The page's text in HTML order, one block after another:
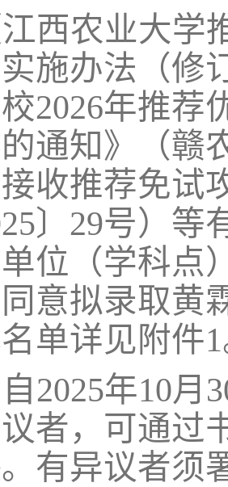
西农业大学
施办法（修
2026年推荐
通知》（赣
收推荐免试
25〕 29号） 等
位（学科点
意拟录取黄
单详见附件
自2025年10月
者，可通过
有异议者须